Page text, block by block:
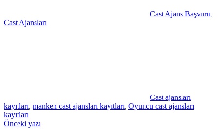
Cast Ajans Başvuru,
Cast Ajansları
Cast ajansları
kayıtları, manken cast ajansları kayıtları, Oyuncu cast ajansları
kayıtları
Yazı
Önceki yazı